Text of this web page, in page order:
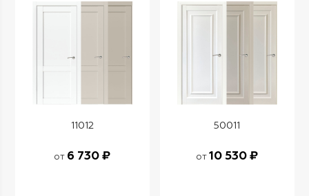
11012
от 6 730 ₽
50011
от 10 530 ₽